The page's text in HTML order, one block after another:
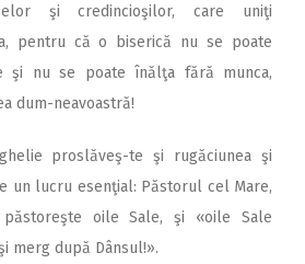
şi credincioşilor, care uniţi
pentru că o biserică nu se poate
şi nu se poate înălţa fără munca,
dum-neavoastră!
proslăveş-te şi rugăciunea şi
un lucru esenţial: Păstorul cel Mare,
oile Sale, şi «oile Sale
merg după Dânsul!».